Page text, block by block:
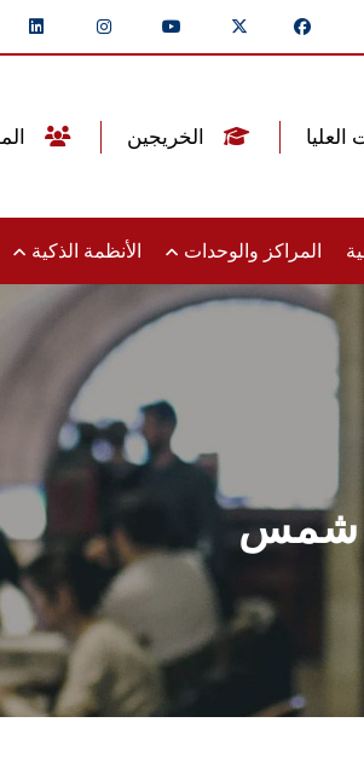
المراكز والوحدات الأنظمة الذكية
شمس